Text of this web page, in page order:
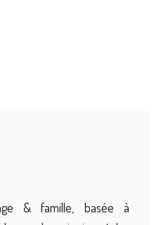
& famille, basée à